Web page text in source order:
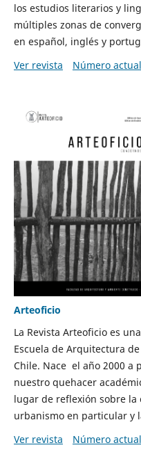
los estudios literarios y
múltiples zonas de
en español, inglés y
Ver revista
Número actual
Arteoficio
La Revista Arteoficio es
Escuela de Arquitectura
Chile. Nace el año 2000
nuestro quehacer
lugar de reflexión sobre la
urbanismo en particular y
Ver revista
Número actual